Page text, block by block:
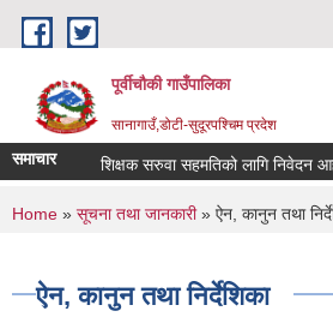
Skip to main content
पूर्वीचौकी गाउँपालिका
सानागाउँ,डोटी-सुदूरपश्चिम प्रदेश
समाचार शिक्षक सरुवा सहमतिको लागि निवेदन
You are here
Home » सूचना तथा जानकारी» ऐन, कानुन तथा
ऐन, कानुन तथा निर्देशिका